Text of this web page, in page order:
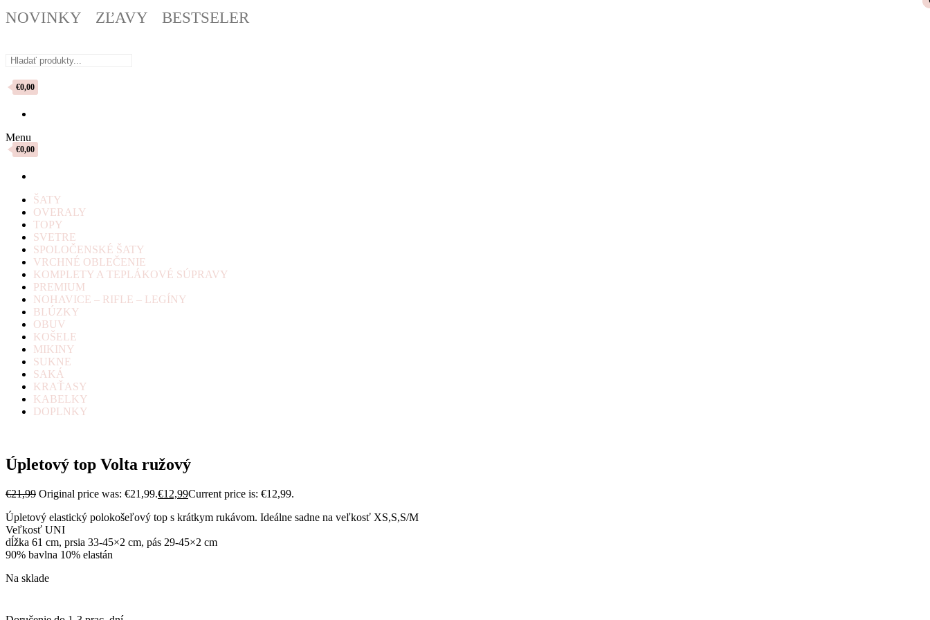
NOVINKY ZĽAVY BESTSELER
€0,00
Menu
€0,00
ŠATY
OVERALY
TOPY
SVETRE
SPOLOČENSKÉ ŠATY
VRCHNÉ OBLEČENIE
KOMPLETY A TEPLÁKOVÉ SÚPRAVY
PREMIUM
NOHAVICE – RIFLE – LEGÍNY
BLÚZKY
OBUV
KOŠELE
MIKINY
SUKNE
SAKÁ
KRAŤASY
KABELKY
DOPLNKY
Úpletový top Volta ružový
€21,99 Original price was: €21,99.€12,99Current price is: €12,99.
Úpletový elastický polokošeľový top s krátkym rukávom. Ideálne sadne na veľkosť XS,S,S/M
Veľkosť UNI
dĺžka 61 cm, prsia 33-45×2 cm, pás 29-45×2 cm
90% bavlna 10% elastán
Na sklade